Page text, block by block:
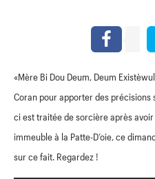
«Mère Bi Dou Deum, Deum
Coran pour apporter des précisions
ci est traitée de sorcière après avoir
immeuble à la Patte-D’oie, ce
sur ce fait. Regardez !